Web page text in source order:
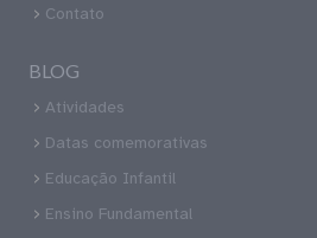
Contato
BLOG
Atividades
Datas comemorativas
Educação Infantil
Ensino Fundamental